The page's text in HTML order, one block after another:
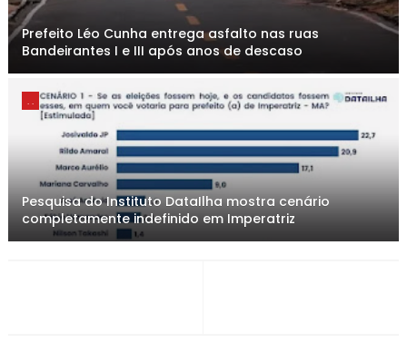
Prefeito Léo Cunha entrega asfalto nas ruas
Bandeirantes I e III após anos de descaso
. .
Pesquisa do Instituto DataIlha mostra cenário
completamente indefinido em Imperatriz